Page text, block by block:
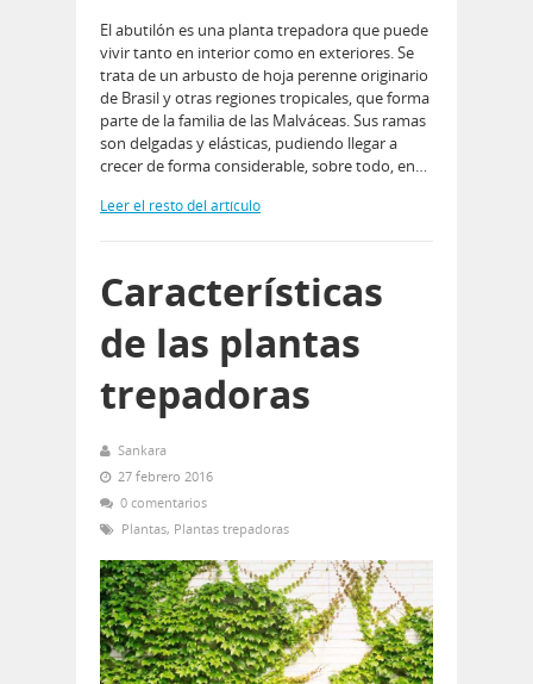
El abutilón es una planta trepadora que puede
vivir tanto en interior como en exteriores. Se
trata de un arbusto de hoja perenne originario
de Brasil y otras regiones tropicales, que forma
parte de la familia de las Malváceas. Sus ramas
son delgadas y elásticas, pudiendo llegar a
crecer de forma considerable, sobre todo, en…
Leer el resto del artículo
Características
de las plantas
trepadoras
Sankara
27 febrero 2016
0 comentarios
Plantas, Plantas trepadoras